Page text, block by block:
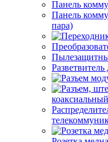
Панель
Панель
пара)
коаксиальный